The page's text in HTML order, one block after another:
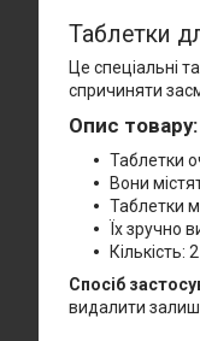
Таблетки
Це спеціальні
спричиняти
Опис товару:
Таблетки
Вони
Таблетки
Їх зручно
Кількість:
Спосіб
видалити